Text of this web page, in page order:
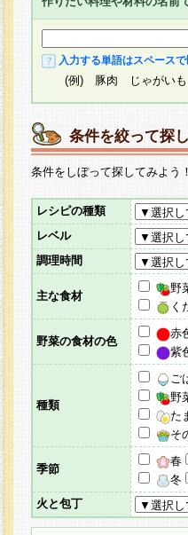
入力する単語はスペース
(例) 豚肉 じゃがいも
条件を絞って探
条件をしぼって探してみよう！
レシピの種類
レベル
調理時間
主な食材
野
く
野菜の食材の色
赤
紫
種類
ご
野
た
そ
季節
春
冬
火と包丁